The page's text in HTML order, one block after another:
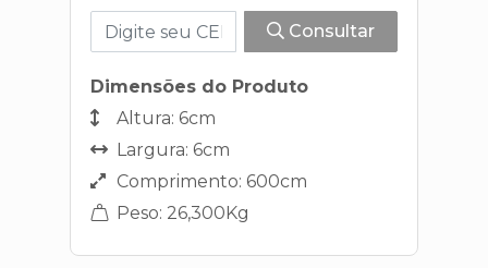
Consultar
Dimensões do Produto
Altura: 6cm
Largura: 6cm
Comprimento: 600cm
Peso: 26,300Kg